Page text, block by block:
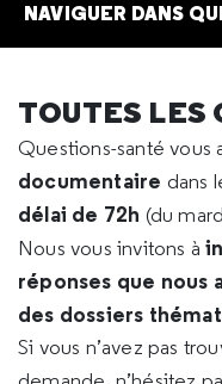
NAVIGUER DANS
TOUTES LES
Questions-santé vous
documentaire dans
délai de 72h (du
Nous vous invitons à
réponses que nous
des dossiers
Si vous n’avez pas